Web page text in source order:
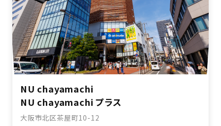
NU chayamachi
NU chayamachi プラス
大阪市北区茶屋町10-12